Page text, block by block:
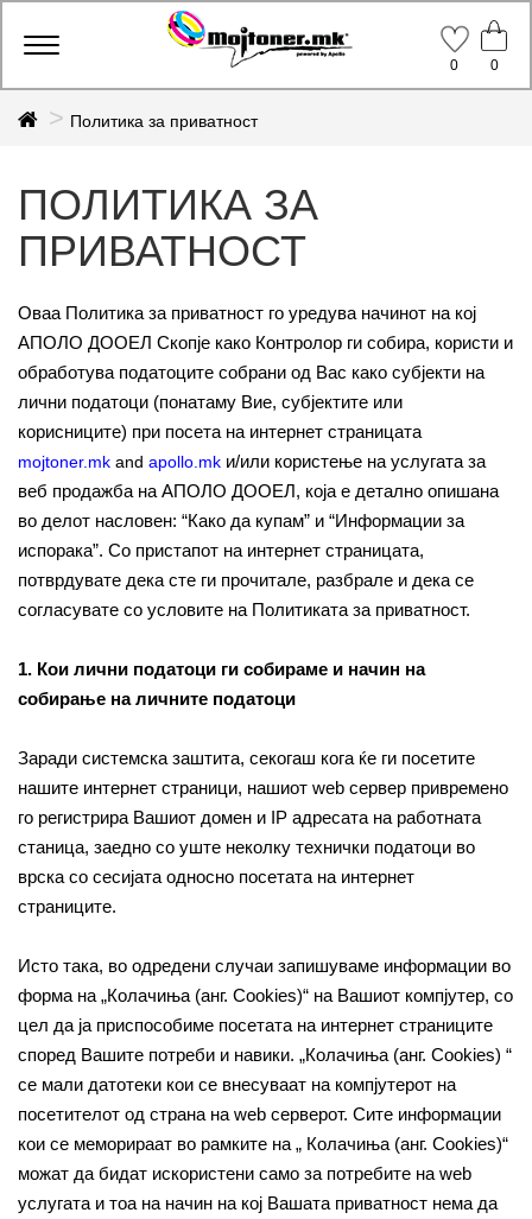
Toggle
0
0
Политика за приватност
ПОЛИТИКА ЗА
ПРИВАТНОСТ
Оваа Политика за приватност го уредува начинот на кој
АПОЛО ДООЕЛ Скопје како Контролор ги собира, користи и
обработува податоците собрани од Вас како субјекти на
лични податоци (понатаму Вие, субјектите или
корисниците) при посета на интернет страницата
mojtoner.mk and apollo.mk и/или користење на услугата за
веб продажба на АПОЛО ДООЕЛ, која е детално опишана
во делот насловен: “Како да купам” и “Информации за
испорака”. Со пристапот на интернет страницата,
потврдувате дека сте ги прочитале, разбрале и дека се
согласувате со условите на Политиката за приватност.
1. Кои лични податоци ги собираме и начин на
собирање на личните податоци
Заради системска заштита, секогаш кога ќе ги посетите
нашите интернет страници, нашиот web сервер привремено
го регистрира Вашиот домен и IP адресата на работната
станица, заедно со уште неколку технички податоци во
врска со сесијата односно посетата на интернет
страниците.
Исто така, во одредени случаи запишуваме информации во
форма на „Колачиња (анг. Cookies)“ на Вашиот компјутер, со
цел да ја приспособиме посетата на интернет страниците
според Вашите потреби и навики. „Колачиња (анг. Cookies) “
се мали датотеки кои се внесуваат на компјутерот на
посетителот од страна на web серверот. Сите информации
кои се меморираат во рамките на „ Колачиња (анг. Cookies)“
можат да бидат искористени само за потребите на web
услугата и тоа на начин на кој Вашата приватност нема да